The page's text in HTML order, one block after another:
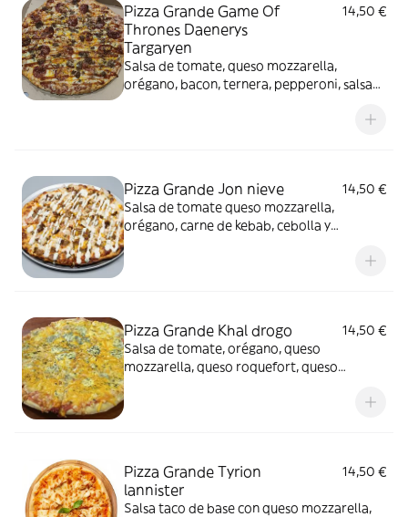
Pizza Grande Game Of
Thrones Daenerys
Targaryen
14,50 €
Salsa de tomate, queso mozzarella,
orégano, bacon, ternera, pepperoni, salsa
Pizza Grande Jon nieve
14,50 €
Salsa de tomate queso mozzarella,
orégano, carne de kebab, cebolla y
Pizza Grande Khal drogo
14,50 €
Salsa de tomate, orégano, queso
mozzarella, queso roquefort, queso
Pizza Grande Tyrion
lannister
14,50 €
Salsa taco de base con queso mozzarella,